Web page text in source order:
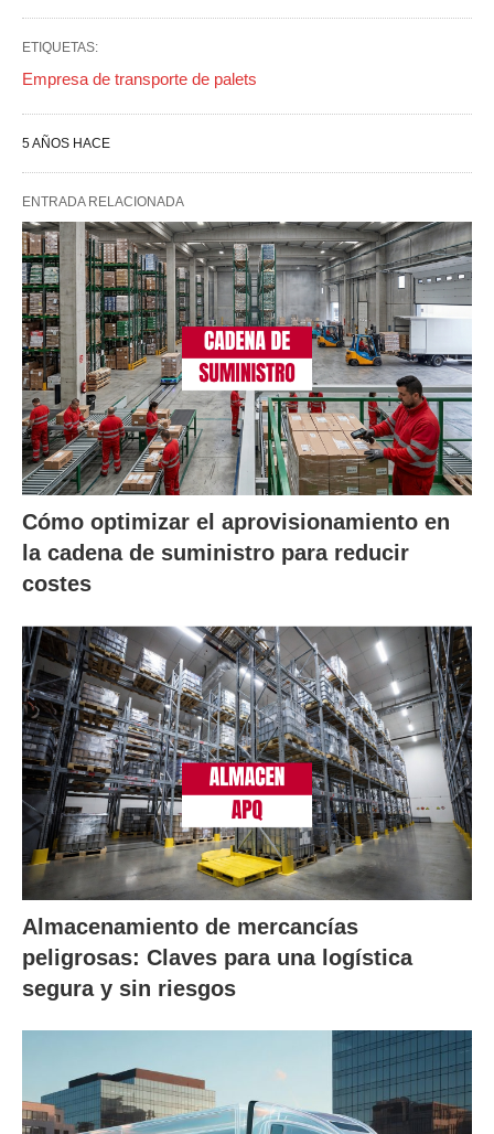
ETIQUETAS:
Empresa de transporte de palets
5 AÑOS HACE
ENTRADA RELACIONADA
Cómo optimizar el aprovisionamiento en
la cadena de suministro para reducir
costes
Almacenamiento de mercancías
peligrosas: Claves para una logística
segura y sin riesgos